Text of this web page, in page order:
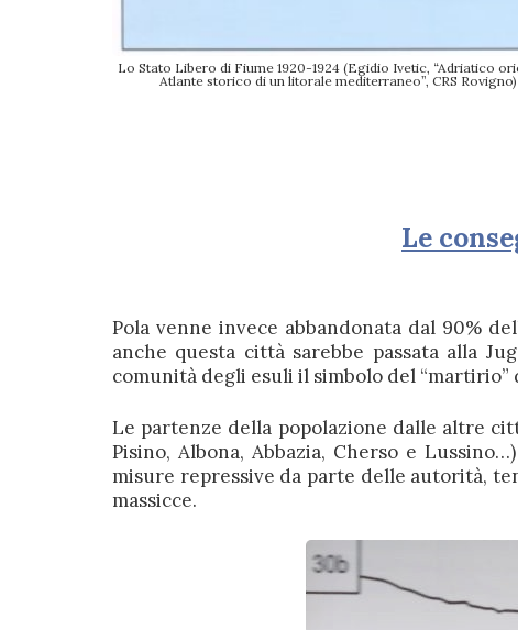
Lo Stato Libero di Fiume 1920-1924 (Egidio Ivetic, “Adriatico
Atlante storico di un litorale mediterraneo”, CRS Rovigno)
Le
Pola venne invece abbandonata dal 90%
anche questa città sarebbe passata alla
comunità degli esuli il simbolo del “martirio”
Le partenze della popolazione dalle altre
Pisino, Albona, Abbazia, Cherso e
misure repressive da parte delle autorità,
massicce.